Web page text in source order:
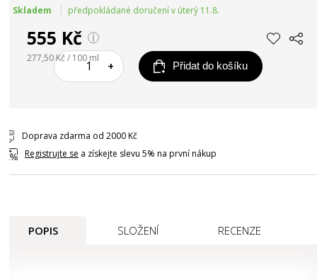
Skladem předpokládané doručení v úterý 11.8.
555 Kč
277,50 Kč / 100 ml
– + Přidat do košíku
Doprava zdarma od 2000 Kč
Registrujte se a získejte slevu 5% na první nákup
POPIS SLOŽENÍ RECENZE